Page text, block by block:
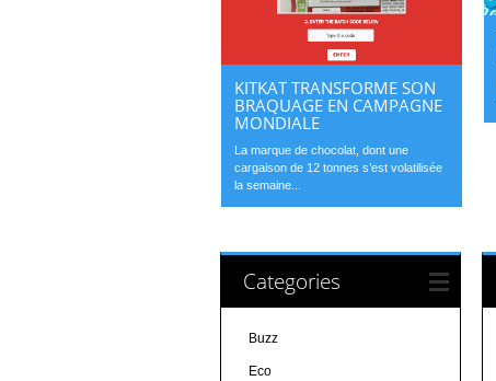
KITKAT TRANSFORME SON
BRAQUAGE EN CAMPAGNE
MONDIALE
La marque de chocolat, dont une
cargaison de 12 tonnes s’est volatilisée
la semaine...
Categories
Buzz
Eco